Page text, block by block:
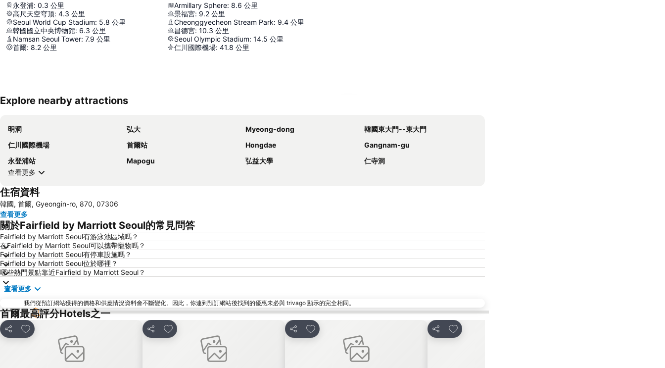
永登浦: 0.3 公里
高尺天空穹顶: 4.3 公里
Seoul World Cup Stadium: 5.8 公里
韓國國立中央博物館: 6.3 公里
Namsan Seoul Tower: 7.9 公里
首爾: 8.2 公里
Armillary Sphere: 8.6 公里
景福宮: 9.2 公里
Cheonggyecheon Stream Park: 9.4 公里
昌德宮: 10.3 公里
Seoul Olympic Stadium: 14.5 公里
仁川國際機場: 41.8 公里
Explore nearby attractions
明洞 弘大 Myeong-dong
韓國東大門--東大門
仁川國際機場
首爾站 Hongdae
Gangnam-gu
永登浦站
Mapogu 弘益大學
仁寺洞
查看更多
住宿資料
韓國, 首爾, Gyeongin-ro, 870, 07306
查看更多
關於Fairfield by Marriott Seoul的常見問答
Fairfield by Marriott Seoul有游泳池區域嗎？
在Fairfield by Marriott Seoul可以攜帶寵物嗎？
Fairfield by Marriott Seoul有停車設施嗎？
Fairfield by Marriott Seoul位於哪裡？
哪些熱門景點靠近Fairfield by Marriott Seoul？
查看更多
我們從預訂網站獲得的價格和供應情況資料會不斷變化。因此，你連到預訂網站後找到的優惠未必與 trivago 顯示的完全相同。
首爾最高評分Hotels之一
分享
放到收藏夾
分享
放到收藏夾
分享
放到收藏夾
分享
放到收藏夾